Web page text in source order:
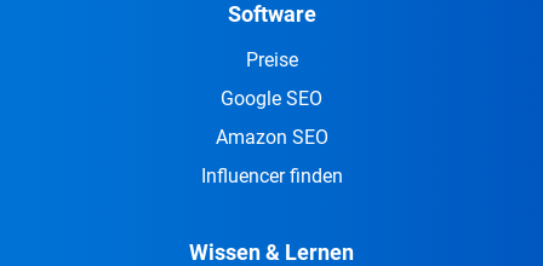
Software
Preise
Google SEO
Amazon SEO
Influencer finden
Wissen & Lernen